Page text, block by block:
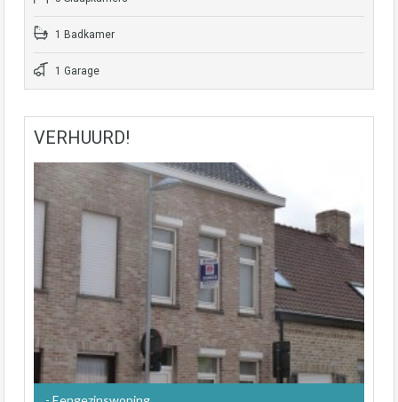
1 Badkamer
1 Garage
VERHUURD!